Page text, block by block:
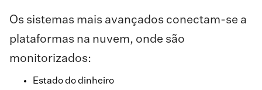
Os sistemas mais avançados conectam-se a
plataformas na nuvem, onde são
monitorizados:
Estado do dinheiro